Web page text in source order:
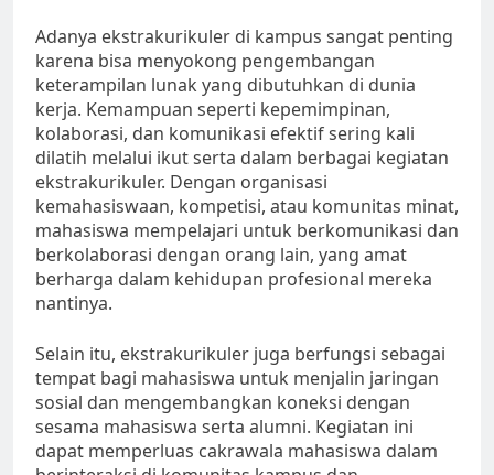
Adanya ekstrakurikuler di kampus sangat penting
karena bisa menyokong pengembangan
keterampilan lunak yang dibutuhkan di dunia
kerja. Kemampuan seperti kepemimpinan,
kolaborasi, dan komunikasi efektif sering kali
dilatih melalui ikut serta dalam berbagai kegiatan
ekstrakurikuler. Dengan organisasi
kemahasiswaan, kompetisi, atau komunitas minat,
mahasiswa mempelajari untuk berkomunikasi dan
berkolaborasi dengan orang lain, yang amat
berharga dalam kehidupan profesional mereka
nantinya.
Selain itu, ekstrakurikuler juga berfungsi sebagai
tempat bagi mahasiswa untuk menjalin jaringan
sosial dan mengembangkan koneksi dengan
sesama mahasiswa serta alumni. Kegiatan ini
dapat memperluas cakrawala mahasiswa dalam